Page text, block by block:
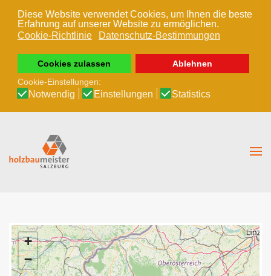
Diese Website verwendet Cookies, um Ihnen die beste
Erfahrung auf unserer Website zu ermöglichen.
Cookie-Richtlinie
Datenschutz-Bestimmungen
Cookies zulassen
Ablehnen
Cookie-Einstellungen:
Notwendig Einstellungen Statistics
Zum Hauptinhalt springen
+
−